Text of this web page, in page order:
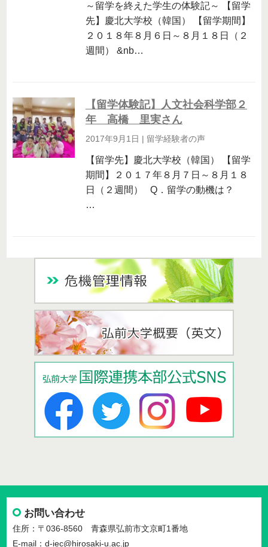
～留学を終えた学生の体験記～ 【留学
先】慶北大学校（韓国） 【留学期間】
２０１８年８月６日～８月１８日（２
週間） &nb…
【留学体験記】人文社会科学部２
年 高橋 里実さん
2017年9月1日 | 留学経験者の声
【留学先】慶北大学校（韓国） 【留学
期間】２０１７年８月７日～８月１８
日（２週間） Q．留学の動機は？
…
お問い合わせ
住所：〒036-8560 青森県弘前市文京町1番地
E-mail：d-iec@hirosaki-u.ac.jp